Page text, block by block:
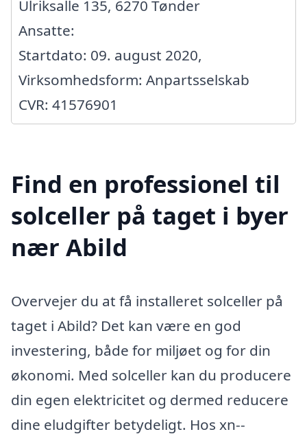
Ulriksalle 135, 6270 Tønder
Ansatte:
Startdato: 09. august 2020,
Virksomhedsform: Anpartsselskab
CVR: 41576901
Find en professionel til
solceller på taget i byer
nær Abild
Overvejer du at få installeret solceller på
taget i Abild? Det kan være en god
investering, både for miljøet og for din
økonomi. Med solceller kan du producere
din egen elektricitet og dermed reducere
dine eludgifter betydeligt. Hos xn--